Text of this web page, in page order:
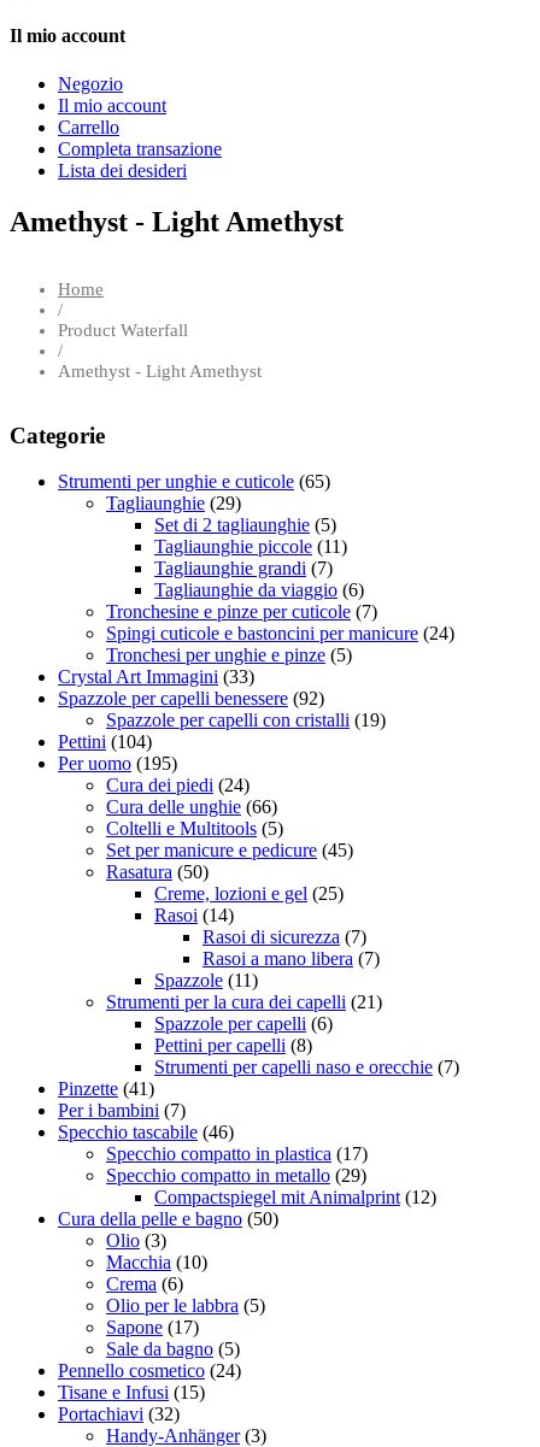
Il mio account
Negozio
Il mio account
Carrello
Completa transazione
Lista dei desideri
Amethyst - Light Amethyst
Home
/
Product Waterfall
/
Amethyst - Light Amethyst
Categorie
Strumenti per unghie e cuticole (65)
Tagliaunghie (29)
Set di 2 tagliaunghie (5)
Tagliaunghie piccole (11)
Tagliaunghie grandi (7)
Tagliaunghie da viaggio (6)
Tronchesine e pinze per cuticole (7)
Spingi cuticole e bastoncini per manicure (24)
Tronchesi per unghie e pinze (5)
Crystal Art Immagini (33)
Spazzole per capelli benessere (92)
Spazzole per capelli con cristalli (19)
Pettini (104)
Per uomo (195)
Cura dei piedi (24)
Cura delle unghie (66)
Coltelli e Multitools (5)
Set per manicure e pedicure (45)
Rasatura (50)
Creme, lozioni e gel (25)
Rasoi (14)
Rasoi di sicurezza (7)
Rasoi a mano libera (7)
Spazzole (11)
Strumenti per la cura dei capelli (21)
Spazzole per capelli (6)
Pettini per capelli (8)
Strumenti per capelli naso e orecchie (7)
Pinzette (41)
Per i bambini (7)
Specchio tascabile (46)
Specchio compatto in plastica (17)
Specchio compatto in metallo (29)
Compactspiegel mit Animalprint (12)
Cura della pelle e bagno (50)
Olio (3)
Macchia (10)
Crema (6)
Olio per le labbra (5)
Sapone (17)
Sale da bagno (5)
Pennello cosmetico (24)
Tisane e Infusi (15)
Portachiavi (32)
Handy-Anhänger (3)